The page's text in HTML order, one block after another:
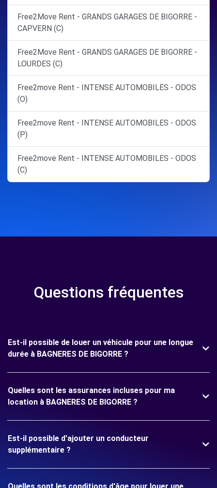
Free2Move Rent - GRANDS GARAGES DE BIGORRE -
CAPVERN (C)
Free2Move Rent - GRANDS GARAGES DE BIGORRE -
LOURDES (C)
Free2move Rent - INTENSE AUTOMOBILES - ODOS
(O)
Free2move Rent - INTENSE AUTOMOBILES - ODOS
(P)
Free2move Rent - INTENSE AUTOMOBILES - ODOS
(C)
Questions fréquentes
Est-il possible de louer un véhicule pour une longue
durée à BAGNERES DE BIGORRE ?
Quelles sont les assurances incluses pour ma
location à BAGNERES DE BIGORRE ?
Est-il possible d'ajouter un conducteur
supplémentaire ?